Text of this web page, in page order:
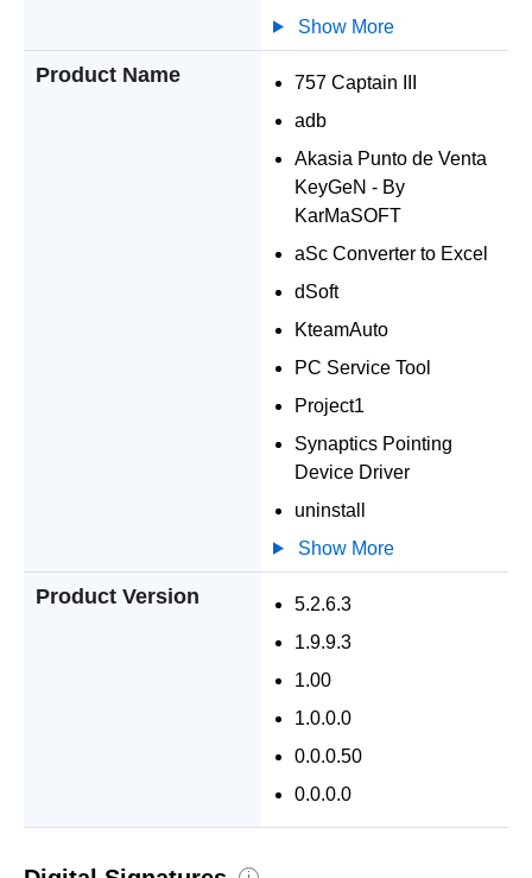
Show More
Product Name
757 Captain III
adb
Akasia Punto de Venta
KeyGeN - By
KarMaSOFT
aSc Converter to Excel
dSoft
KteamAuto
PC Service Tool
Project1
Synaptics Pointing
Device Driver
uninstall
Show More
Product Version
5.2.6.3
1.9.9.3
1.00
1.0.0.0
0.0.0.50
0.0.0.0